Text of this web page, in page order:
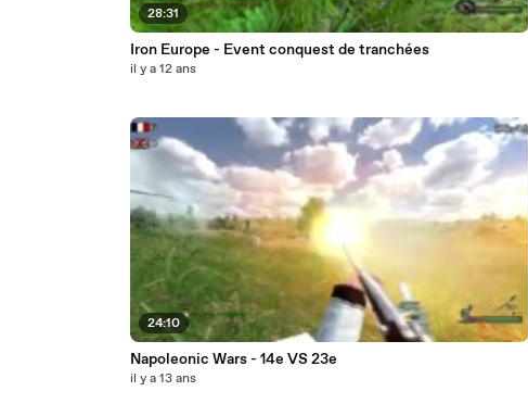
28:31
Iron Europe - Event conquest de tranchées
il y a 12 ans
24:10
Napoleonic Wars - 14e VS 23e
il y a 13 ans